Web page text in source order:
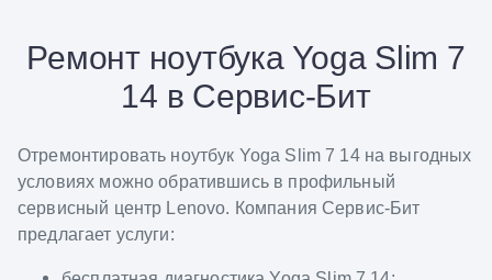
Ремонт ноутбука Yoga Slim 7
14 в Сервис-Бит
Отремонтировать ноутбук Yoga Slim 7 14 на выгодных
условиях можно обратившись в профильный
сервисный центр Lenovo. Компания Сервис-Бит
предлагает услуги: